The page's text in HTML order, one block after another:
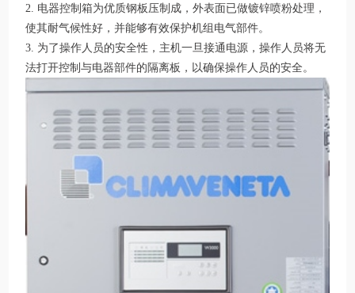
2. 电器控制箱为优质钢板压制成，外表面已做镀锌喷粉处理，
使其耐气候性好，并能够有效保护机组电气部件。
3. 为了操作人员的安全性，主机一旦接通电源，操作人员将无
法打开控制与电器部件的隔离板，以确保操作人员的安全。